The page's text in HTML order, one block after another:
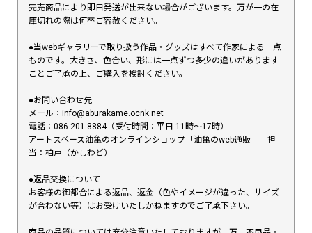
完売商品により即日発送が出来ない場合がございます。万が一の在
庫切れの際は何卒ご容赦ください。
●当webギャラリーで取り扱う作品・グッズはすべて作家による一点
ものです。大きさ、色合い、形には一点ずつ多少の違いがあります
ことご了承の上、ご購入を検討ください。
●お問い合わせ先
メール：info@aburakame.ocnk.net
電話：086-201-8884（受付時間：平日 11時〜17時）
アートスペース油亀のオンラインショップ「油亀のweb通販」 担
当：柏戸（かしわど）
●返品交換について
お客様の御都合による返品、返金（色やイメージが違った、サイズ
が合わない等）はお受けいたしかねますのでご了承下さい。